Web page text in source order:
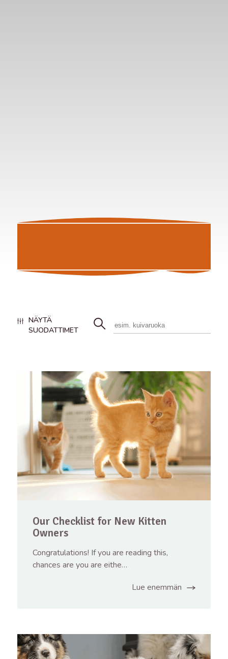
NÄYTÄ
SUODATTIMET
Our Checklist for New Kitten
Owners
Congratulations! If you are reading this,
chances are you are eithe…
Lue enemmän